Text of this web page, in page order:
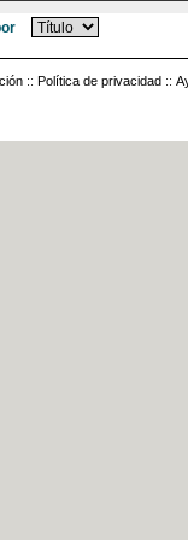
:: Política de privacidad ::